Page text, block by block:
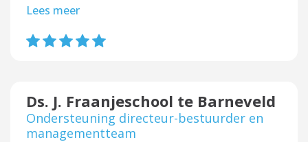
Lees meer
Ds. J. Fraanjeschool te Barneveld
Ondersteuning directeur-bestuurder en
managementteam